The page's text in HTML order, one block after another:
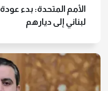
لبناني إلى ديارهم